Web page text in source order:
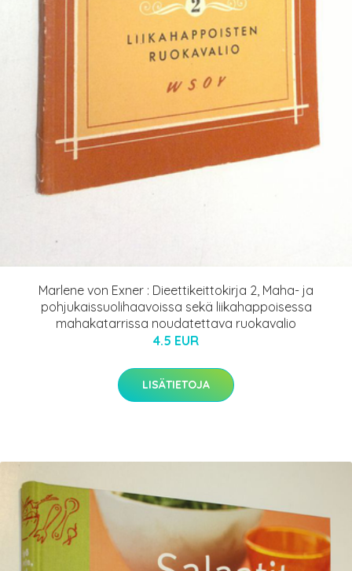
Marlene von Exner : Dieettikeittokirja 2, Maha- ja
pohjukaissuolihaavoissa sekä liikahappoisessa
mahakatarrissa noudatettava ruokavalio
4.5 EUR
LISÄTIETOJA